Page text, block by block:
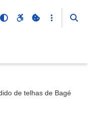
de telhas de Bagé